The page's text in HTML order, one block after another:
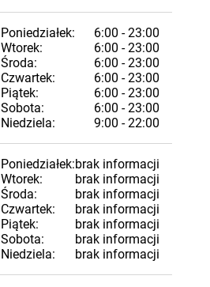
Poniedziałek:
6:00 - 23:00
Wtorek:
6:00 - 23:00
Środa:
6:00 - 23:00
Czwartek:
6:00 - 23:00
Piątek:
6:00 - 23:00
Sobota:
6:00 - 23:00
Niedziela:
9:00 - 22:00
Poniedziałek:brak informacji
Wtorek:
brak informacji
Środa:
brak informacji
Czwartek:
brak informacji
Piątek:
brak informacji
Sobota:
brak informacji
Niedziela:
brak informacji